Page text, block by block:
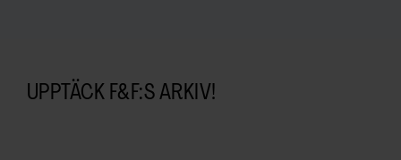
UPPTÄCK F&F:S ARKIV!